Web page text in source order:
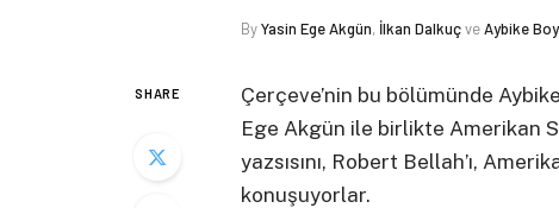
ByYasin Ege Akgün, İlkan DalkuçveAybike
SHARE
Çerçeve’nin bu bölümünde
Ege Akgün ile birlikte Amerikan
yazsısını, Robert Bellah’ı,
konuşuyorlar.